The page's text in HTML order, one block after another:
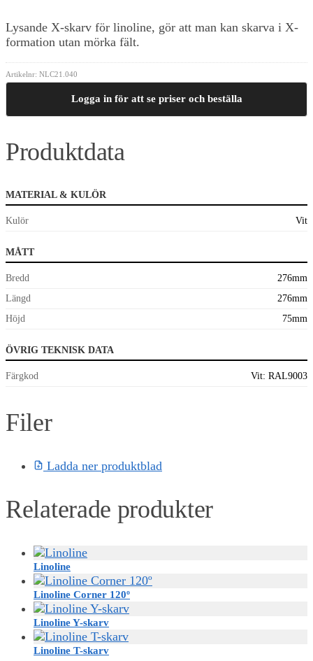
Lysande X-skarv för linoline, gör att man kan skarva i X-
formation utan mörka fält.
Artikelnr: NLC21.040
Logga in för att se priser och beställa
Produktdata
MATERIAL & KULÖR
Kulör Vit
MÅTT
Bredd
276mm
Längd
276mm
Höjd
75mm
ÖVRIG TEKNISK DATA
Färgkod Vit: RAL9003
Filer
Ladda ner produktblad
Relaterade produkter
Linoline
Linoline Corner 120º
Linoline Y-skarv
Linoline T-skarv